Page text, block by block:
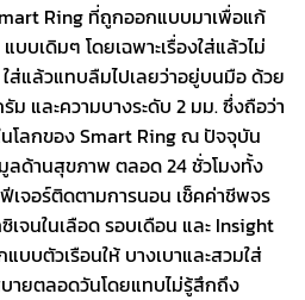
Ring ที่ถูกออกแบบมาเพื่อแก้
บเดิมๆ โดยเฉพาะเรื่องใส่แล้วไม่
แล้วแทบลืมไปเลยว่าอยู่บนมือ ด้วย
และความบางระดับ 2 มม. ซึ่งถือว่า
นโลกของ Smart Ring ณ ปัจจุบัน
ลด้านสุขภาพ ตลอด 24 ชั่วโมงทั้ง
จอร์ติดตามการนอน เช็คค่าชีพจร
จนในเลือด รอบเดือน และ Insight
บบตัวเรือนให้ บางเบาและสวมใส่
บายตลอดวันโดยแทบไม่รู้สึกถึง